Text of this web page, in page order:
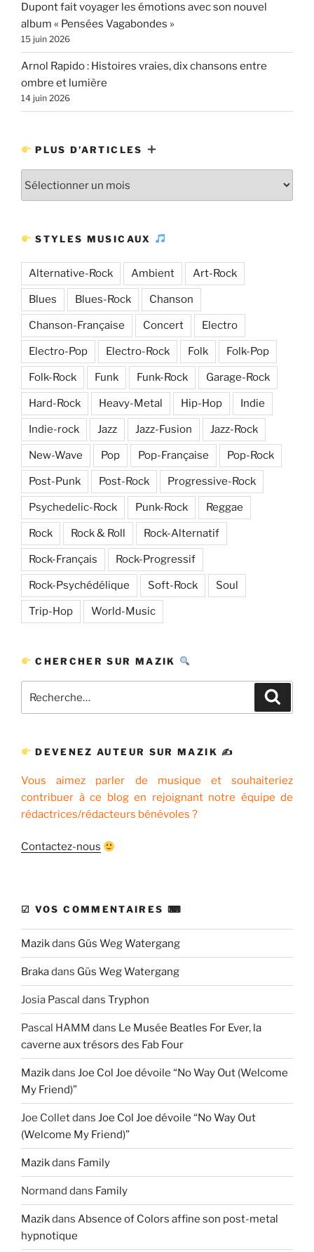
Dupont fait voyager les émotions avec son nouvel
album « Pensées Vagabondes »
15 juin 2026
Arnol Rapido : Histoires vraies, dix chansons entre
ombre et lumière
14 juin 2026
PLUS D’ARTICLES
STYLES MUSICAUX
Alternative-Rock Ambient Art-Rock
Blues Blues-Rock Chanson
Chanson-Française Concert Electro
Electro-Pop Electro-Rock Folk Folk-Pop
Folk-Rock Funk Funk-Rock Garage-Rock
Hard-Rock Heavy-Metal Hip-Hop Indie
Indie-rock Jazz Jazz-Fusion Jazz-Rock
New-Wave Pop Pop-Française Pop-Rock
Post-Punk Post-Rock Progressive-Rock
Psychedelic-Rock Punk-Rock Reggae
Rock Rock & Roll Rock-Alternatif
Rock-Français Rock-Progressif
Rock-Psychédélique Soft-Rock Soul
Trip-Hop World-Music
CHERCHER SUR MAZIK
pour
DEVENEZ AUTEUR SUR MAZIK ✍
Vous aimez parler de musique et souhaiteriez
contribuer à ce blog en rejoignant notre équipe de
rédactrices/rédacteurs bénévoles ?
Contactez-nous
☑ VOS COMMENTAIRES ⌨
Mazikdans Güs Weg Watergang
Brakadans Güs Weg Watergang
Josia Pascal dans Tryphon
Pascal HAMM dans Le Musée Beatles For Ever, la
caverne aux trésors des Fab Four
Mazikdans Joe Col Joe dévoile “No Way Out (Welcome
My Friend)”
Joe Colletdans Joe Col Joe dévoile “No Way Out
(Welcome My Friend)”
Mazikdans Family
Normand dans Family
Mazikdans Absence of Colors affine son post-metal
hypnotique